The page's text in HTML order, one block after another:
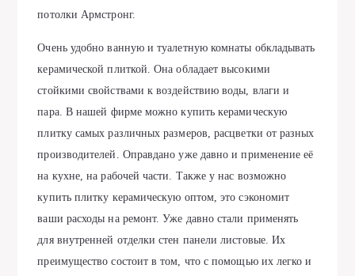
потолки Армстронг.
Очень удобно ванную и туалетную комнаты обкладывать
керамической плиткой. Она обладает высокими
стойкими свойствами к воздействию воды, влаги и
пара. В нашей фирме можно купить керамическую
плитку самых различных размеров, расцветки от разных
производителей. Оправдано уже давно и применение её
на кухне, на рабочей части. Также у нас возможно
купить плитку керамическую оптом, это сэкономит
ваши расходы на ремонт. Уже давно стали применять
для внутренней отделки стен панели листовые. Их
преимущество состоит в том, что с помощью их легко и